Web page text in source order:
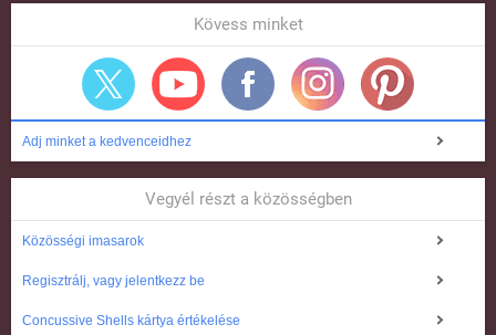
Kövess minket
Adj minket a kedvenceidhez
Vegyél részt a közösségben
Közösségi imasarok
Regisztrálj, vagy jelentkezz be
Concussive Shells kártya értékelése